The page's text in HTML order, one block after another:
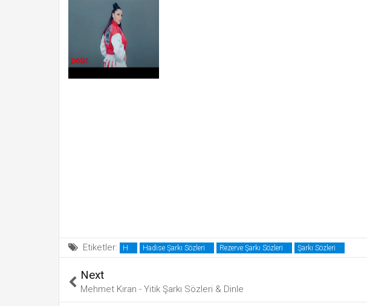
Etiketler: H Hadise Şarkı Sözleri Rezerve Şarkı Sözleri Şarkı Sözleri
Next
Mehmet Kıran - Yitik Şarkı Sözleri & Dinle